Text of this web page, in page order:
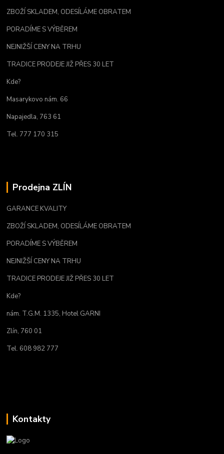
ZBOŽÍ SKLADEM, ODESÍLÁME OBRATEM
PORADÍME S VÝBĚREM
NEJNIŽŠÍ CENY NA TRHU
TRADICE PRODEJE JIŽ PŘES 30 LET
Kde?
Masarykovo nám. 66
Napajedla, 763 61
Tel. 777 170 315
Prodejna ZLÍN
GARANCE KVALITY
ZBOŽÍ SKLADEM, ODESÍLÁME OBRATEM
PORADÍME S VÝBĚREM
NEJNIŽŠÍ CENY NA TRHU
TRADICE PRODEJE JIŽ PŘES 30 LET
Kde?
nám. T.G.M. 1335, Hotel GARNI
Zlín, 760 01
Tel. 608 982 777
Kontakty